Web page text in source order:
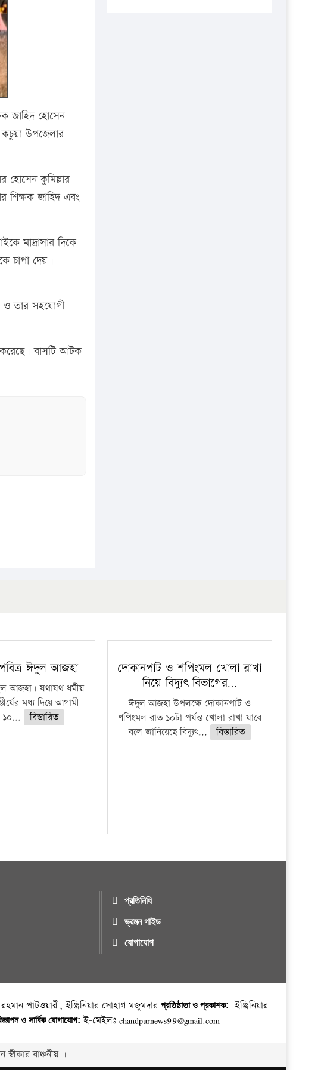
জাহিদ হোসেন
উপজেলার
হোসেন কুমিল্লার
শিক্ষক জাহিদ এবং
মাদ্রাসার দিকে
চাপা দেয়।
ও তার সহযোগী
করেছে। বাসটি আটক
ঈদুল আজহা
আজহা। যথাযথ ধর্মীয়
মধ্য দিয়ে আগামী
১০...
বিস্তারিত
দোকানপাট ও শপিংমল খোলা রাখা
নিয়ে বিদ্যুৎ বিভাগের…
ঈদুল আজহা উপলক্ষে দোকানপাট ও
শপিংমল রাত ১০টা পর্যন্ত খোলা রাখা যাবে
বলে জানিয়েছে বিদ্যুৎ...
বিস্তারিত
প্রতিনিধি
ভ্রমন গাইড
যোগাযোগ
পাটওয়ারী, ইঞ্জিনিয়ার সোহাগ মজুমদারপ্রতিষ্ঠাতা ও প্রকাশক: ইঞ্জিনিয়ার
ও সার্বিক যোগাযোগ: ই-মেইলঃ chandpurnews99@gmail.com
বাঞ্চনীয় ।